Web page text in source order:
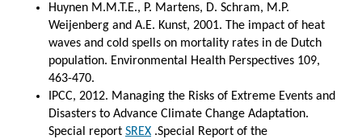
Huynen M.M.T.E., P. Martens, D. Schram, M.P.
Weijenberg and A.E. Kunst, 2001. The impact of heat
waves and cold spells on mortality rates in de Dutch
population. Environmental Health Perspectives 109,
463-470.
IPCC, 2012. Managing the Risks of Extreme Events and
Disasters to Advance Climate Change Adaptation.
Special report SREX .Special Report of the